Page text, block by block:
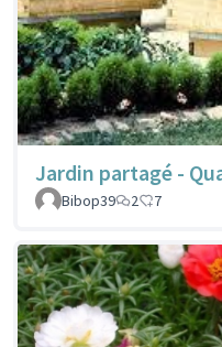
Jardin partagé -
Bibop39
2 7